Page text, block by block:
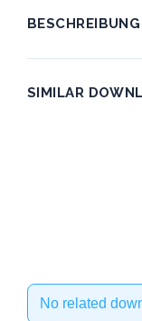
BESCHREIBUNG
SIMILAR
No related